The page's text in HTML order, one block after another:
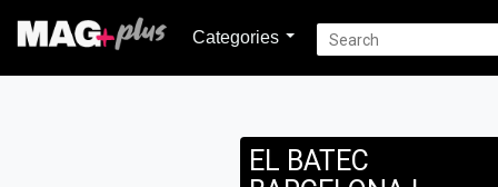
Categories
EL BATEC